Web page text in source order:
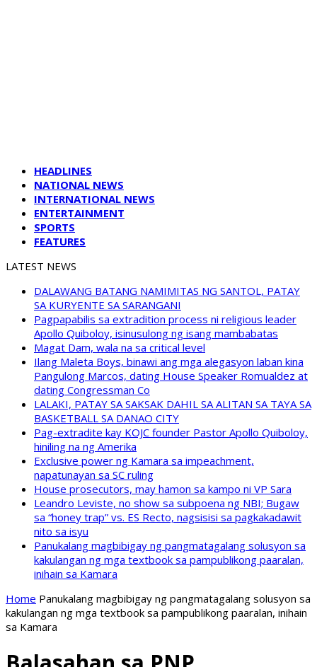
HEADLINES
NATIONAL NEWS
INTERNATIONAL NEWS
ENTERTAINMENT
SPORTS
FEATURES
LATEST NEWS
DALAWANG BATANG NAMIMITAS NG SANTOL, PATAY
SA KURYENTE SA SARANGANI
Pagpapabilis sa extradition process ni religious leader
Apollo Quiboloy, isinusulong ng isang mambabatas
Magat Dam, wala na sa critical level
Ilang Maleta Boys, binawi ang mga alegasyon laban kina
Pangulong Marcos, dating House Speaker Romualdez at
dating Congressman Co
LALAKI, PATAY SA SAKSAK DAHIL SA ALITAN SA TAYA SA
BASKETBALL SA DANAO CITY
Pag-extradite kay KOJC founder Pastor Apollo Quiboloy,
hiniling na ng Amerika
Exclusive power ng Kamara sa impeachment,
napatunayan sa SC ruling
House prosecutors, may hamon sa kampo ni VP Sara
Leandro Leviste, no show sa subpoena ng NBI; Bugaw
sa “honey trap” vs. ES Recto, nagsisisi sa pagkakadawit
nito sa isyu
Panukalang magbibigay ng pangmatagalang solusyon sa
kakulangan ng mga textbook sa pampublikong paaralan,
inihain sa Kamara
Home Panukalang magbibigay ng pangmatagalang solusyon sa
kakulangan ng mga textbook sa pampublikong paaralan, inihain
sa Kamara